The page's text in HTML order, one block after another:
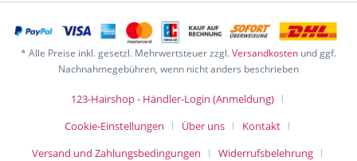
* Alle Preise inkl. gesetzl. Mehrwertsteuer zzgl.Versandkosten und ggf.
Nachnahmegebühren, wenn nicht anders beschrieben
123-Hairshop - Händler-Login (Anmeldung)
Cookie-Einstellungen
Über uns
Kontakt
Versand und Zahlungsbedingungen
Widerrufsbelehrung